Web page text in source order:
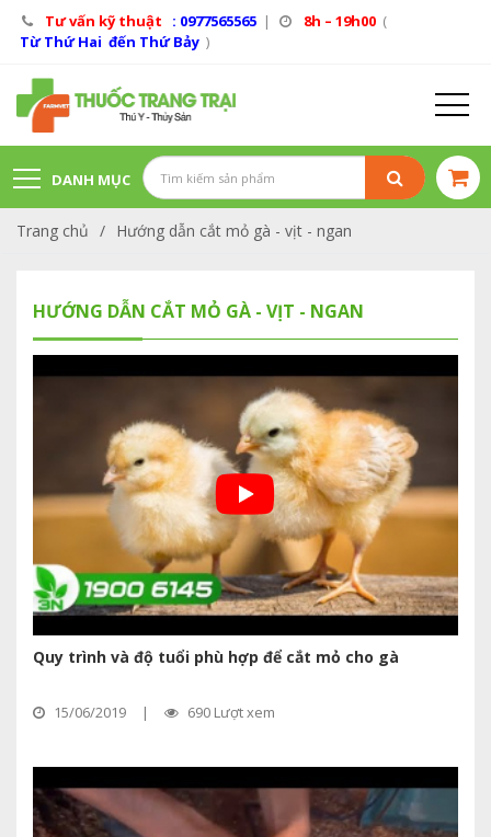
Tư vấn kỹ thuật : 0977565565 | 8h – 19h00 (
Từ Thứ Hai đến Thứ Bảy )
DANH MỤC
SẢN PHẨM
Trang chủ / Hướng dẫn cắt mỏ gà - vịt - ngan
HƯỚNG DẪN CẮT MỎ GÀ - VỊT - NGAN
Quy trình và độ tuổi phù hợp để cắt mỏ cho gà
15/06/2019 | 690 Lượt xem